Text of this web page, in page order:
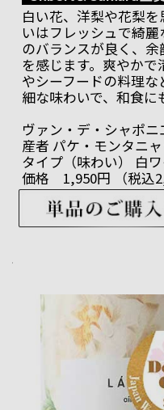
白い花、洋梨や花梨
いはフレッシュで綺
のバランスが良く、
を感じます。爽やか
やシーフードの料理
細な味わいで、和食に
ヴァン・デ・シャポ
産者 パケ・モンタ
タイプ（味わい） 白
価格 1,950円 （税込